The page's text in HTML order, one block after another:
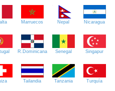
Marruecos Nepal Nicaragua
R.Dominicana Senegal Singapur
Tailandia Tanzania Turquía